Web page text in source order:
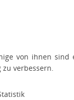
diverse neue
Katalog, den
haben wir die
bei
den Innen- und
von ihnen sind
verbessern.